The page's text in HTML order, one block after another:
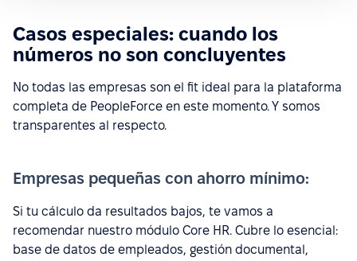
Casos especiales: cuando los
números no son concluyentes
No todas las empresas son el fit ideal para la plataforma
completa de PeopleForce en este momento. Y somos
transparentes al respecto.
Empresas pequeñas con ahorro mínimo:
Si tu cálculo da resultados bajos, te vamos a
recomendar nuestro módulo Core HR. Cubre lo esencial:
base de datos de empleados, gestión documental,